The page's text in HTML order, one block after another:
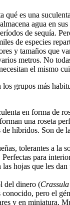
qué es una
agua en
de sequía.
de especies
y tamaños que
metros. No
el mismo
grupos más
en forma de
una roseta
de híbridos. Son de
tolerantes a la
para
las hojas que les
del dinero (
conocido, pero el
y en miniatura.